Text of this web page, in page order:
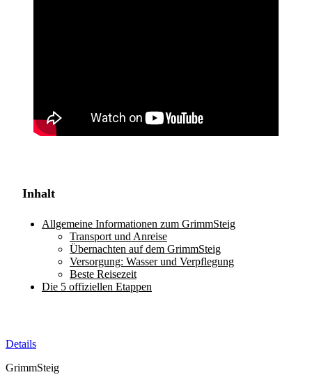
Inhalt
Allgemeine Informationen zum GrimmSteig
Transport und Anreise
Übernachten auf dem GrimmSteig
Versorgung: Wasser und Verpflegung
Beste Reisezeit
Die 5 offiziellen Etappen
Details
GrimmSteig